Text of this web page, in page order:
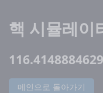
핵 시뮬레이
메인으로 돌아가기